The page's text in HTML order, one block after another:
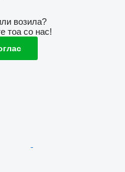
возила?
тоа со нас!